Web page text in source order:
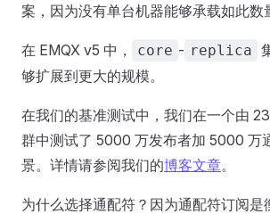
案，因为没有单台机器能够承载如此数
在 EMQX v5 中， core - replica
够扩展到更大的规模。
在我们的基准测试中，我们在一个由
群中测试了 5000 万发布者加 5000 万
景。详情请参阅我们的博客文章。
为什么选择通配符？因为通配符订阅是